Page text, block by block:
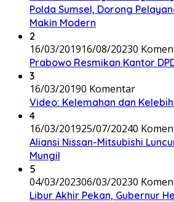
Polda Sumsel, Dorong
Makin Modern
2
16/03/201916/08/20230
Prabowo Resmikan Kantor
3
16/03/20190 Komentar
Video: Kelemahan dan
4
16/03/201925/07/20240
Aliansi Nissan-Mitsubishi
Mungil
5
04/03/202306/03/20230
Libur Akhir Pekan, Gubernur